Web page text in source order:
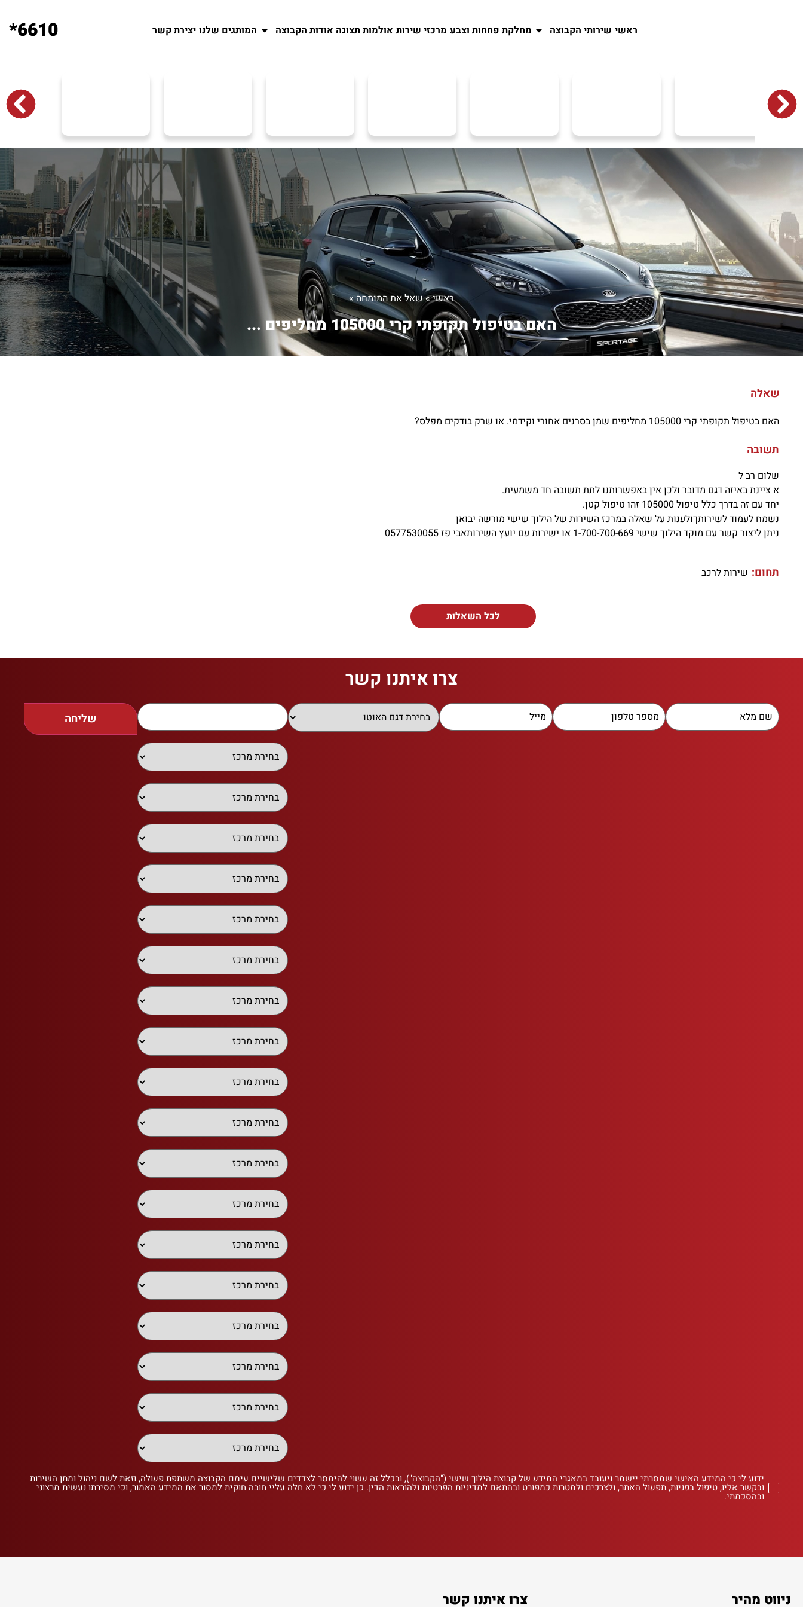
ראשי שירותי הקבוצה מחלקת פחחות וצבע מרכזי שירות אולמות תצוגה אודות הקבוצה המותגים שלנו יצירת קשר 6610*
ראשי»שאל את המומחה»
האם בטיפול תקופתי קרי 105000 מחליפים ...
שאלה
האם בטיפול תקופתי קרי 105000 מחליפים שמן בסרנים אחורי וקידמי. או שרק בודקים מפלס?
תשובה
שלום רב ל
א ציינת באיזה דגם מדובר ולכן אין באפשרותנו לתת תשובה חד משמעית.
יחד עם זה בדרך כלל טיפול 105000 זהו טיפול קטן.
נשמח לעמוד לשירותךולענות על שאלה במרכז השירות של הילוך שישי מורשה יבואן
ניתן ליצור קשר עם מוקד הילוך שישי 1-700-700-669 או ישירות עם יועץ השירותאבי פז 0577530055
תחום: שירות לרכב
לכל השאלות
צרו איתנו קשר
שליחה
ידוע לי כי המידע האישי שמסרתי יישמר ויעובד במאגרי המידע של קבוצת הילוך שישי ("הקבוצה"), ובכלל זה עשוי להימסר לצדדים שלישיים עימם הקבוצה משתפת פעולה, וזאת לשם ניהול ומתן השירות
ובקשר אליו, טיפול בפניות, תפעול האתר, ולצרכים ולמטרות כמפורט ובהתאם למדיניות הפרטיות ולהוראות הדין. כן ידוע לי כי לא חלה עליי חובה חוקית למסור את המידע האמור, וכי מסירתו נעשית מרצוני
ובהסכמתי.
ניווט מהיר צרו איתנו קשר